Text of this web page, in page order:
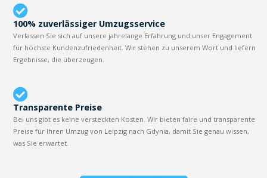
100% zuverlässiger Umzugsservice
Verlassen Sie sich auf unsere jahrelange Erfahrung und unser Engagement
für höchste Kundenzufriedenheit. Wir stehen zu unserem Wort und liefern
Ergebnisse, die überzeugen.
Transparente Preise
Bei uns gibt es keine versteckten Kosten. Wir bieten faire und transparente
Preise für Ihren Umzug von Leipzig nach Gdynia, damit Sie genau wissen,
was Sie erwartet.